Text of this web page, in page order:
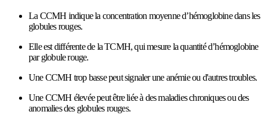
La CCMH indique la concentration moyenne d’hémoglobine dans les
globules rouges.
Elle est différente de la TCMH, qui mesure la quantité d’hémoglobine
par globule rouge.
Une CCMH trop basse peut signaler une anémie ou d'autres troubles.
Une CCMH élevée peut être liée à des maladies chroniques ou des
anomalies des globules rouges.